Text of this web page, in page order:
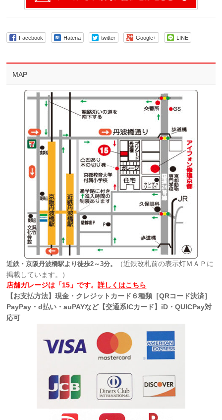
Facebook Hatena twitter Google+ LINE
MAP
近鉄・京阪丹波橋駅より徒歩2～3分。
（近鉄改札前の表示灯ＭＡＰに
掲載しています。）
店舗ガレージは「15」です。詳しくはこちら
【お支払方法】現金・クレジットカード６種類［QRコード決済］
PayPay・d払い・auPAYなど【交通系ICカード】iD・QUICPay対
応可